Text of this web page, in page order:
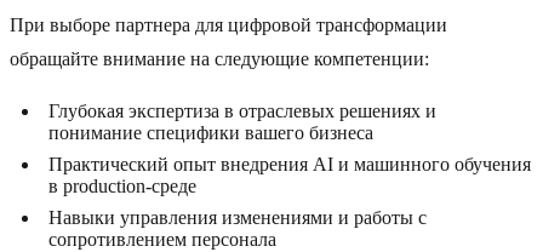
При выборе партнера для цифровой трансформации
обращайте внимание на следующие компетенции:
Глубокая экспертиза в отраслевых решениях и
понимание специфики вашего бизнеса
Практический опыт внедрения AI и машинного обучения
в production-среде
Навыки управления изменениями и работы с
сопротивлением персонала